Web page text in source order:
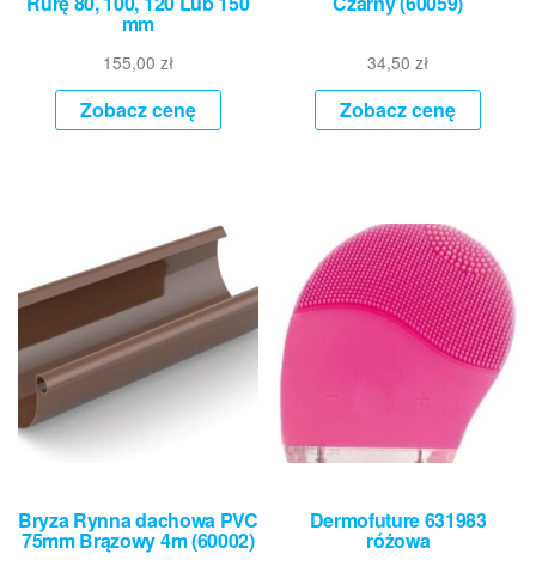
mm
155,00 zł
Zobacz cenę
34,50zł
Zobacz cenę
Bryza Rynna dachowa PVC
75mm Brązowy 4m (60002)
Dermofuture 631983
różowa